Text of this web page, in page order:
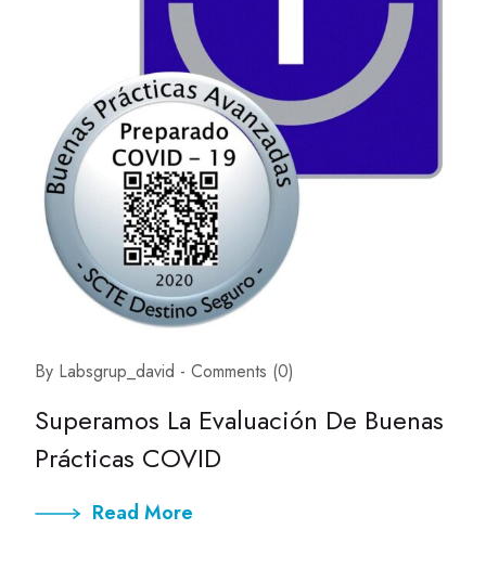
By Labsgrup_david - Comments (0)
Superamos La Evaluación De Buenas
Prácticas COVID
Read More